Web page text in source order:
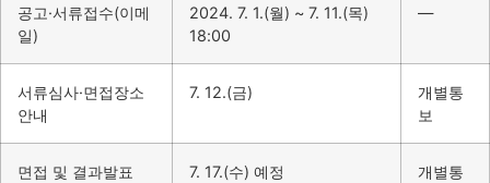
공고·서류접수(이메
일)
2024. 7. 1.(월) ~ 7. 11.(목)
18:00
—
서류심사·면접장소
안내
7. 12.(금)
개별통
보
면접 및 결과발표 7. 17.(수) 예정
개별통